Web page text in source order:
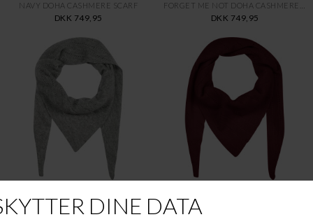
NAVY DOHA CASHMERE SCARF
DKK 749,95 DKK 749,95
FRAU
ELEPHANT DOHA CASHMERE SCARF RED MAHO DOHA CASHMERE SCARF